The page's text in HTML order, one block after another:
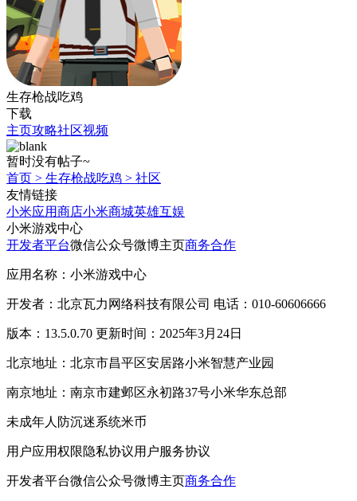
生存枪战吃鸡
下载
主页攻略社区视频
暂时没有帖子~
首页 > 生存枪战吃鸡 > 社区
友情链接
小米应用商店小米商城英雄互娱
小米游戏中心
开发者平台微信公众号微博主页商务合作
应用名称：小米游戏中心
开发者：北京瓦力网络科技有限公司 电话：010-60606666
版本：13.5.0.70 更新时间：2025年3月24日
北京地址：北京市昌平区安居路小米智慧产业园
南京地址：南京市建邺区永初路37号小米华东总部
未成年人防沉迷系统米币
用户应用权限隐私协议用户服务协议
开发者平台微信公众号微博主页商务合作